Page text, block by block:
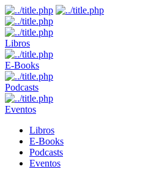
Libros
E-Books
Podcasts
Eventos
Libros
E-Books
Podcasts
Eventos